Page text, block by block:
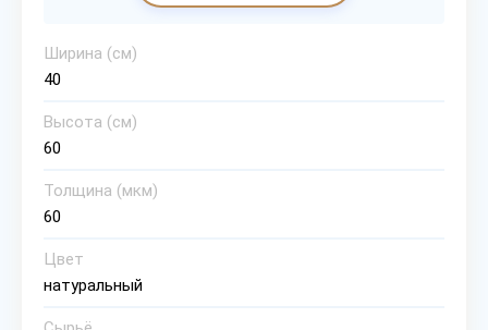
Ширина (см)
40
Высота (см)
60
Толщина (мкм)
60
Цвет
натуральный